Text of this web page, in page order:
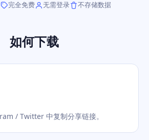
完全免费 无需登录 不存储数据
如何下载
/ Twitter 中复制分享链接。